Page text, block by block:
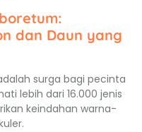
dan Daun yang
surga bagi pecinta
lebih dari 16.000 jenis
keindahan warna-